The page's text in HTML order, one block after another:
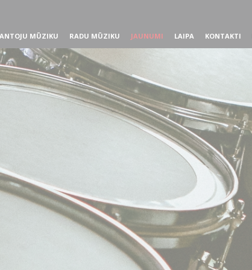
MŪZIKU RADU MŪZIKU JAUNUMI LAIPA KONTAKTI